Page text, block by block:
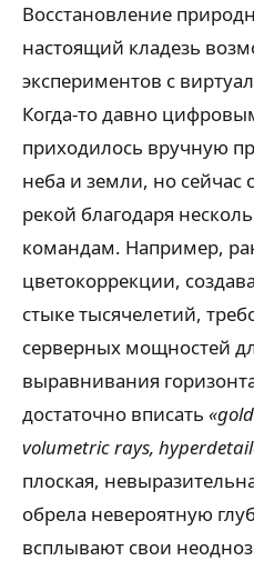
Восстановление
настоящий кладезь
экспериментов с
Когда-то давно
приходилось вручную
неба и земли, но сейчас
рекой благодаря
командам. Например,
цветокоррекции,
стыке тысячелетий,
серверных мощностей
выравнивания
достаточно вписать
volumetric rays,
плоская,
обрела невероятную
всплывают свои